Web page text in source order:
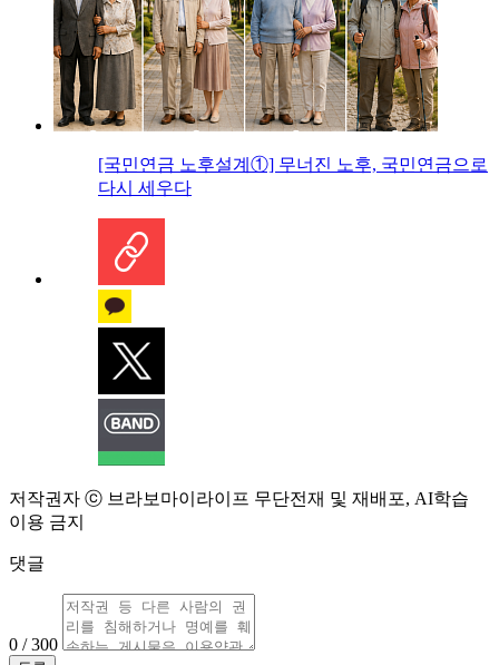
[국민연금 노후설계①] 무너진 노후, 국민연금으로
다시 세우다
저작권자 ⓒ 브라보마이라이프 무단전재 및 재배포, AI학습
이용 금지
댓글
0 / 300